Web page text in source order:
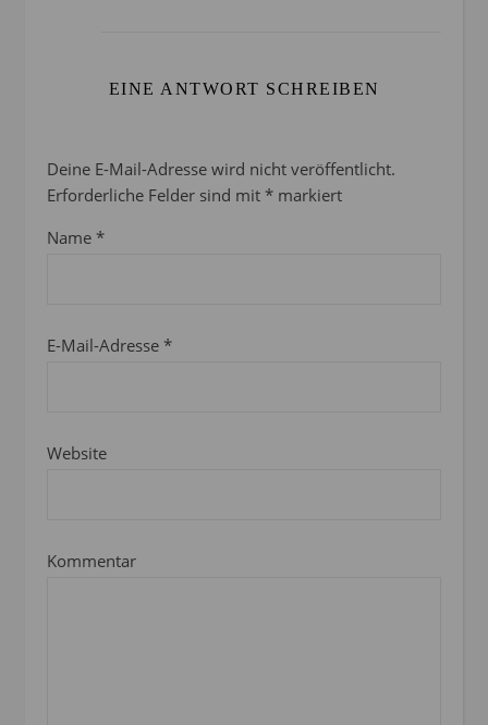
EINE ANTWORT SCHREIBEN
Deine E-Mail-Adresse wird nicht veröffentlicht.
Erforderliche Felder sind mit * markiert
Name *
E-Mail-Adresse *
Website
Kommentar